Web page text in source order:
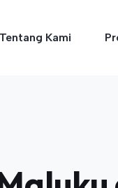
Tentang Kami